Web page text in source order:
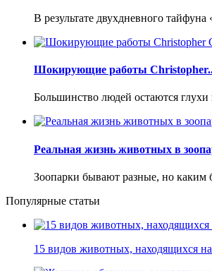
В результате двухдневного
Шокирующие работы
Большинство людей остаются
Реальная жизнь животных в
Зоопарки бывают разные, но каким
Популярные статьи
15 видов животных, находящихся